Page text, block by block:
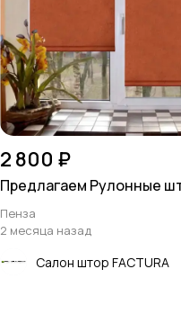
2 800 ₽
Предлагаем Рулонные
Пенза
2 месяца назад
Салон штор FACTURA